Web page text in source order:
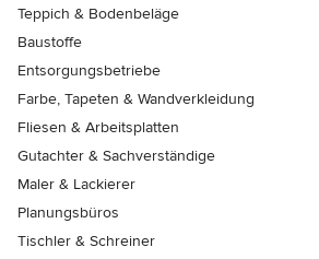
Teppich & Bodenbeläge
Baustoffe
Entsorgungsbetriebe
Farbe, Tapeten & Wandverkleidung
Fliesen & Arbeitsplatten
Gutachter & Sachverständige
Maler & Lackierer
Planungsbüros
Tischler & Schreiner